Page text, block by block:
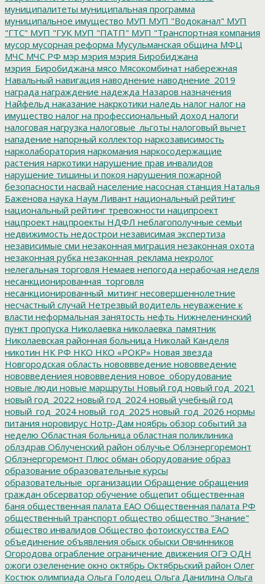
муниципалитеты муниципальная программа
муниципальное имущество МУП МУП "Водоканал" МУП
"ГТС" МУП "ГУК МУП "ПАТП" МУП "Транспортная компания
мусор мусорная реформа Мусульманская община МФЦ
МЧС МЧС РФ мэр мэрия мэрия Биробиджана
мэрия_Биробиджана мясо Мясокомбинат набережная
Навальный навигация наводнение наводнение_2019
награда награждение надежда Назаров назначения
Найфельд наказание накркотики наледь налог налог на
имущество налог на профессиональный доход налоги
налоговая нагрузка налоговые_льготы налоговый вычет
нападение напорный коллектор наркозависимость
нарколаборатория наркомания наркосодержащие
растения наркотики нарушение прав инвалидов
нарушение тишины и покоя нарушения пожарной
безопасности насвай население насосная станция Наталья
Баженова наука Наум Ливант национальный рейтинг
национальный рейтинг тревожности наципроект
нацпроект нацпроекты НДФЛ неблагополучные семьи
недвижимость недострои независимая экспертиза
независимые сми незаконная миграция незаконная охота
незаконная рубка незаконная_реклама некролог
нелегальная торговля Немаев непогода нерабочая неделя
несанкционированная_торговля
несанкционированный_митинг несовершеннолетние
несчастный случай Нетрезвый водитель неуважение к
власти неформальная занятость нефть Нижнеленинский
пункт пропуска Николаевка николаевка_памятник
Николаевская районная больница Николай Канделя
никотин НК РФ НКО НКО «РОКР» Новая звезда
Новгородская область нововвведение нововведение
нововведениея нововведения новое_оборудование
новые люди новые маршруты Новый год новый год_2021
новый год_2022 новый год_2024 новый учебный год
новый_год_2024 новый_год_2025 новый_год_2026 нормы
питания норовирус Нотр-Дам ноябрь обзор событий за
неделю Областная больница областная поликлиника
облздрав Облученский район облучье Облэнергоремонт
Облэнергоремонт Плюс обман оборудование образ
образование образовательные курсы
образовательные_организации Обращение обращения
граждан обсерватор обучение общепит общественная
баня общественная палата ЕАО Общественная палата РФ
общественный транспорт общество общество "Знание"
общество инвалидов Общество фотоискусства ЕАО
объединение объявления обыск обыски Овчинников
Огородова ограбление ограничение движения ОГЭ ОДН
ожоги озеленение окно октябрь Октябрьский район Олег
Костюк олимпиада Ольга Голодец Ольга Данилина Ольга